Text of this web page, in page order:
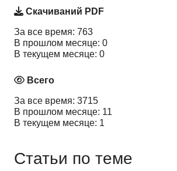
Скачиваний PDF
За все время: 763
В прошлом месяце: 0
В текущем месяце: 0
Всего
За все время: 3715
В прошлом месяце: 11
В текущем месяце: 1
Статьи по теме